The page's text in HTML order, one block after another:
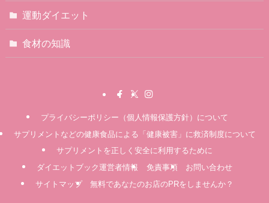
運動ダイエット
食材の知識
プライバシーポリシー（個人情報保護方針）について
サプリメントなどの健康食品による「健康被害」に救済制度について
サプリメントを正しく安全に利用するために
ダイエットブック運営者情報
免責事項
お問い合わせ
サイトマップ
無料であなたのお店のPRをしませんか？